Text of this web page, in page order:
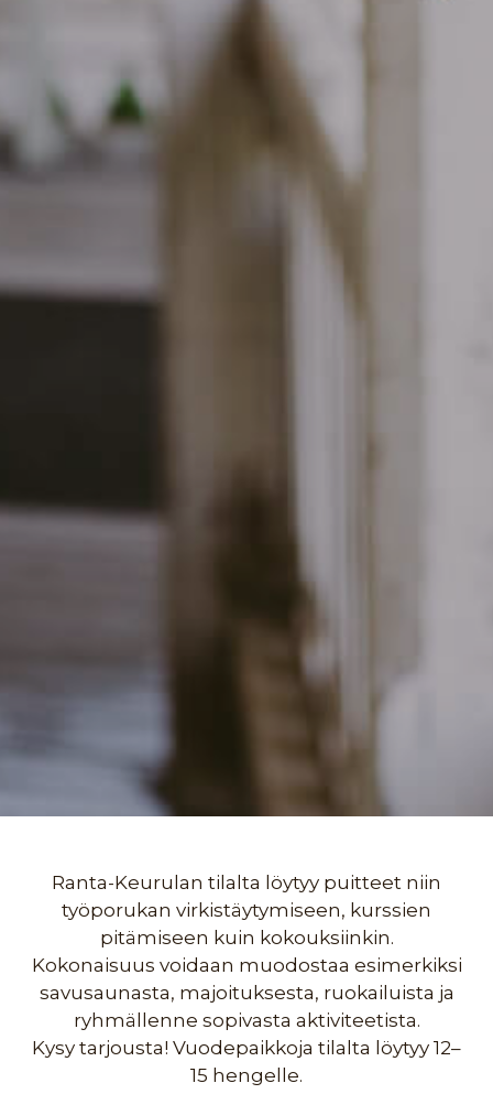
Ranta-Keurulan tilalta löytyy puitteet niin
työporukan virkistäytymiseen, kurssien
pitämiseen kuin kokouksiinkin.
Kokonaisuus voidaan muodostaa esimerkiksi
savusaunasta, majoituksesta, ruokailuista ja
ryhmällenne sopivasta aktiviteetista.
Kysy tarjousta! Vuodepaikkoja tilalta löytyy 12–
15 hengelle.